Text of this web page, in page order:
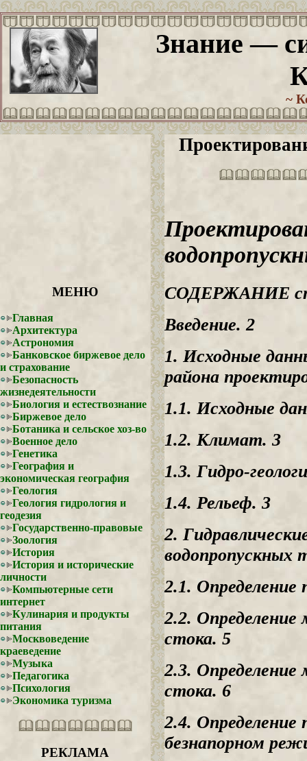
Знание —
~
МЕНЮ
Главная
Архитектура
Астрономия
Банковское биржевое дело
и страхование
Безопасность
жизнедеятельности
Биология и естествознание
Биржевое дело
Ботаника и сельское хоз-во
Военное дело
Генетика
География и
экономическая география
Геология
Геология гидрология и
геодезия
Государственно-правовые
Зоология
История
История и исторические
личности
Компьютерные сети
интернет
Кулинария и продукты
питания
Москвоведение
краеведение
Музыка
Педагогика
Психология
Экономика туризма
РЕКЛАМА
СОДЕРЖАНИЕ
Введение. 2
1. Исходные
района
1.1. Исходные
1.2. Климат. 3
1.3. Гидро-
1.4. Рельеф. 3
2.
водопропускных
2.1. Определение
2.2. Определение
стока. 5
2.3. Определение
стока. 6
2.4. Определение
безнапорном